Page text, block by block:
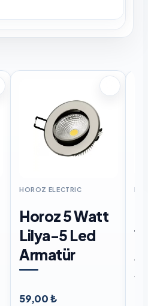
HOROZ ELECTRIC
Horoz 5 Watt
Lilya-5 Led
Armatür
59,00 ₺